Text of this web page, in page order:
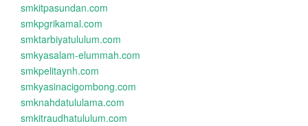
smkitpasundan.com
smkpgrikamal.com
smktarbiyatululum.com
smkyasalam-elummah.com
smkpelitaynh.com
smkyasinacigombong.com
smknahdatululama.com
smkitraudhatululum.com